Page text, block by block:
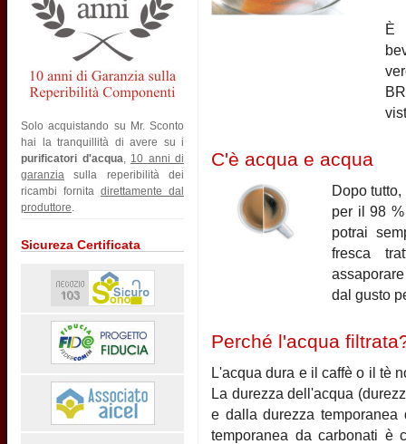
Solo acquistando su Mr. Sconto
hai la tranquillità di avere su i
purificatori d'acqua, 10 anni di
garanzia sulla reperibilità dei
ricambi fornita direttamente dal
produttore.
Sicureza Certificata
È
C'è acqua e acqua
Dopo
per il 98
potrai
fresca
dal gusto
Perché l'acqua
L'acqua dura e il caffè o il tè
La durezza dell'acqua
e dalla durezza
temporanea da carbonati è